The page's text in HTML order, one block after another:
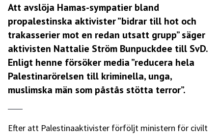
Att avslöja Hamas-sympatier bland
propalestinska aktivister ”bidrar till hot och
trakasserier mot en redan utsatt grupp” säger
aktivisten Nattalie Ström Bunpuckdee till SvD.
Enligt henne försöker media ”reducera hela
Palestinarörelsen till kriminella, unga,
muslimska män som påstås stötta terror”.
Efter att Palestinaaktivister förföljt ministern för civilt